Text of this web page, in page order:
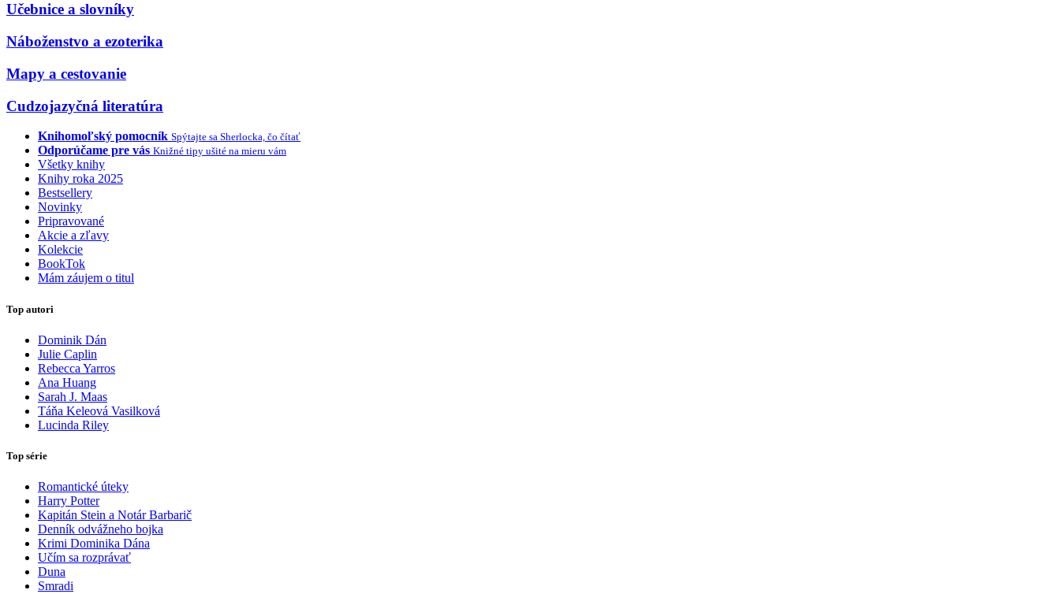
Učebnice a slovníky
Náboženstvo a ezoterika
Mapy a cestovanie
Cudzojazyčná literatúra
Knihomoľský pomocník Spýtajte sa Sherlocka, čo čítať
Odporúčame pre vás Knižné tipy ušité na mieru vám
Všetky knihy
Knihy roka 2025
Bestsellery
Novinky
Pripravované
Akcie a zľavy
Kolekcie
BookTok
Mám záujem o titul
Top autori
Dominik Dán
Julie Caplin
Rebecca Yarros
Ana Huang
Sarah J. Maas
Táňa Keleová Vasilková
Lucinda Riley
Top série
Romantické úteky
Harry Potter
Kapitán Stein a Notár Barbarič
Denník odvážneho bojka
Krimi Dominika Dána
Učím sa rozprávať
Duna
Smradi